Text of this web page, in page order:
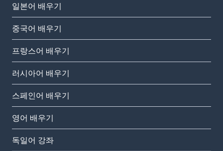
일본어 배우기
중국어 배우기
프랑스어 배우기
러시아어 배우기
스페인어 배우기
영어 배우기
독일어 강좌